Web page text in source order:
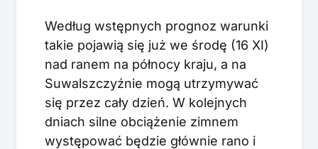
Według wstępnych prognoz warunki
takie pojawią się już we środę (16 XI)
nad ranem na północy kraju, a na
Suwalszczyźnie mogą utrzymywać
się przez cały dzień. W kolejnych
dniach silne obciążenie zimnem
występować będzie głównie rano i